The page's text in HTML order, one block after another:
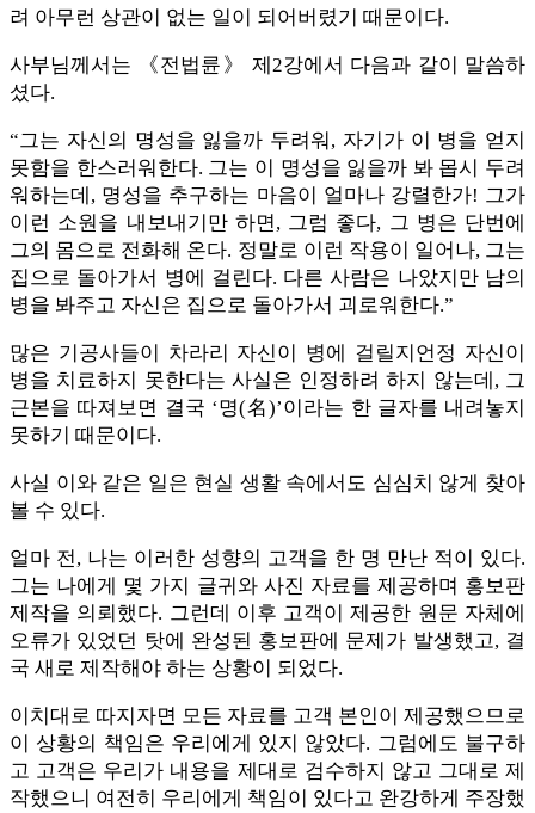
려 아무런 상관이 없는 일이 되어버렸기 때문이다.
사부님께서는 《전법륜》 제2강에서 다음과 같이 말씀하
셨다.
“그는 자신의 명성을 잃을까 두려워, 자기가 이 병을 얻지
못함을 한스러워한다. 그는 이 명성을 잃을까 봐 몹시 두려
워하는데, 명성을 추구하는 마음이 얼마나 강렬한가! 그가
이런 소원을 내보내기만 하면, 그럼 좋다, 그 병은 단번에
그의 몸으로 전화해 온다. 정말로 이런 작용이 일어나, 그는
집으로 돌아가서 병에 걸린다. 다른 사람은 나았지만 남의
병을 봐주고 자신은 집으로 돌아가서 괴로워한다.”
많은 기공사들이 차라리 자신이 병에 걸릴지언정 자신이
병을 치료하지 못한다는 사실은 인정하려 하지 않는데, 그
근본을 따져보면 결국 ‘명(名)’이라는 한 글자를 내려놓지
못하기 때문이다.
사실 이와 같은 일은 현실 생활 속에서도 심심치 않게 찾아
볼 수 있다.
얼마 전, 나는 이러한 성향의 고객을 한 명 만난 적이 있다.
그는 나에게 몇 가지 글귀와 사진 자료를 제공하며 홍보판
제작을 의뢰했다. 그런데 이후 고객이 제공한 원문 자체에
오류가 있었던 탓에 완성된 홍보판에 문제가 발생했고, 결
국 새로 제작해야 하는 상황이 되었다.
이치대로 따지자면 모든 자료를 고객 본인이 제공했으므로
이 상황의 책임은 우리에게 있지 않았다. 그럼에도 불구하
고 고객은 우리가 내용을 제대로 검수하지 않고 그대로 제
작했으니 여전히 우리에게 책임이 있다고 완강하게 주장했